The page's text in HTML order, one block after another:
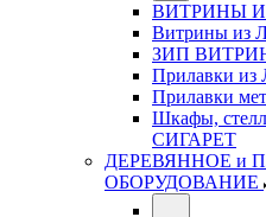
ВИТРИНЫ
Витрины из
ЗИП
Прилавки
Прилавки
Шкафы,
СИГАРЕТ
ДЕРЕВЯННОЕ и
ОБОРУДОВАНИЕ